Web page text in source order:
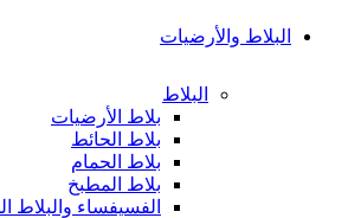
البلاط والأرضيات
البلاط
بلاط الأرضيات
بلاط الحائط
بلاط الحمام
بلاط المطبخ
الفسيفساء والبلاط